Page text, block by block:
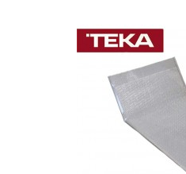
TEKA, TL-92-944
TEKA, TUB-60
TEKA, TUB-60B
TEKA, TUB60
TEKA,
TEKA, TUB60INOX
TEKA, TUB60NEGRA
TEKA, TUB62INOX